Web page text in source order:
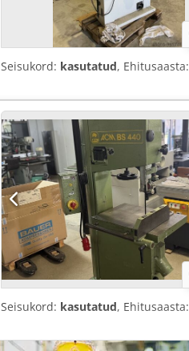
Seisukord: kasutatud, Ehitusaasta:
Seisukord: kasutatud, Ehitusaasta: